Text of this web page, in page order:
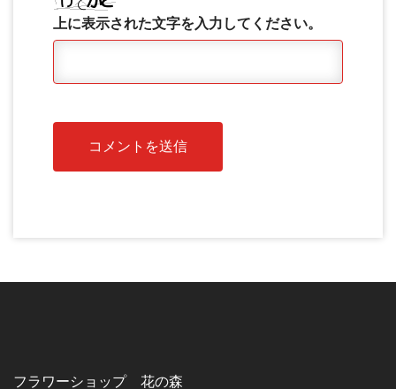
上に表示された文字を入力してください。
フラワーショップ 花の森